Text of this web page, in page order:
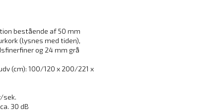
bestående af 50 mm
(lysnes med tiden),
og 24 mm grå
(cm): 100/120 x 200/221 x
sek.
30 dB